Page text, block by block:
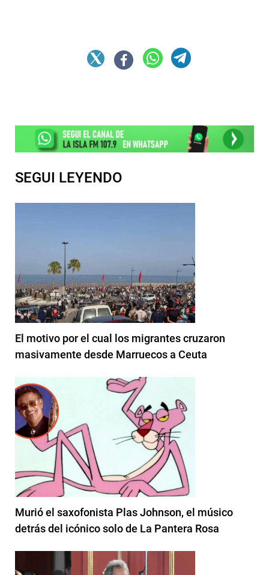
SEGUI LEYENDO
El motivo por el cual los migrantes cruzaron
masivamente desde Marruecos a Ceuta
Murió el saxofonista Plas Johnson, el músico
detrás del icónico solo de La Pantera Rosa